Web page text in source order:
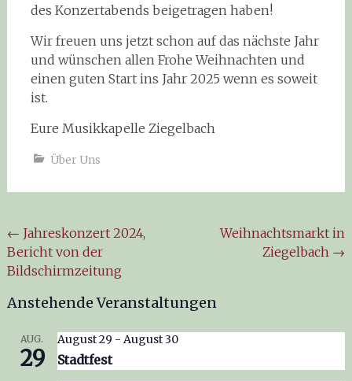
des Konzertabends beigetragen haben!
Wir freuen uns jetzt schon auf das nächste Jahr
und wünschen allen Frohe Weihnachten und
einen guten Start ins Jahr 2025 wenn es soweit
ist.
Eure Musikkapelle Ziegelbach
Über Uns
← Jahreskonzert 2024,
Bericht von der
Bildschirmzeitung
Weihnachtsmarkt in
Ziegelbach →
Anstehende Veranstaltungen
AUG.
29
August 29 - August 30
Stadtfest